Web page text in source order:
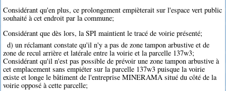
Considérant qu'en plus, ce prolongement empièterait sur l'espace vert public
souhaité à cet endroit par la commune;
Considérant que dès lors, la SPI maintient le tracé de voirie présenté;
d) un réclamant constate qu'il n'y a pas de zone tampon arbustive et de
zone de recul arrière et latérale entre la voirie et la parcelle 137w3;
Considérant qu'il n'est pas possible de prévoir une zone tampon arbustive à
cet emplacement sans empiéter sur la parcelle 137w3 puisque la voirie
existe et longe le bâtiment de l'entreprise MINERAMA situé du côté de la
voirie opposé à cette parcelle;